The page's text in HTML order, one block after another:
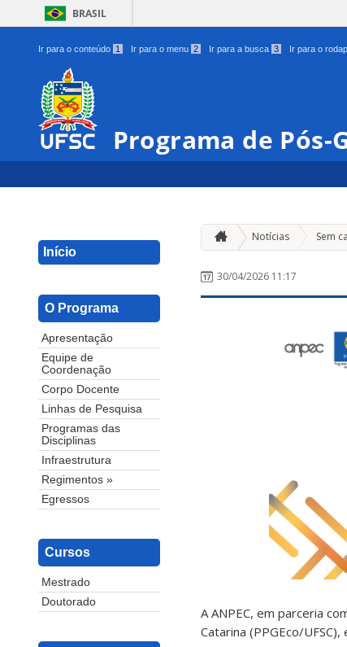
BRASIL
Ir para o conteúdo 1 Ir para o menu 2 Ir para a busca 3 Ir para o
Programa de Pós-
Início
O Programa
Apresentação
Equipe de
Coordenação
Corpo Docente
Linhas de Pesquisa
Programas das
Disciplinas
Infraestrutura
Regimentos »
Egressos
Cursos
Mestrado
Doutorado
Notícias Sem
30/04/2026 11:17
A ANPEC, em parceria
Catarina (PPGEco/